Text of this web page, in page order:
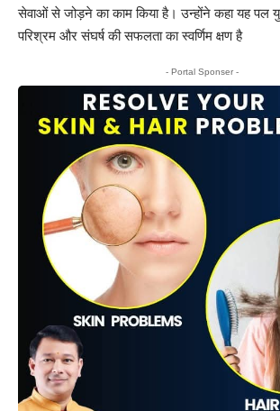
सेवाओं से जोड़ने का काम किया है। उन्होंने कहा यह पल
परिश्रम और संघर्ष की सफलता का स्वर्णिम क्षण है
- Portal Sponser -